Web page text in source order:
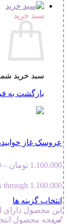
سبد خرید
سبد خرید
بازگشت به
عروسک غاز خوابیده
1.160.000 تومان –
through 1.160.000 تومان
انتخاب گزینه ها
این محصول دارای
صفحه محصول